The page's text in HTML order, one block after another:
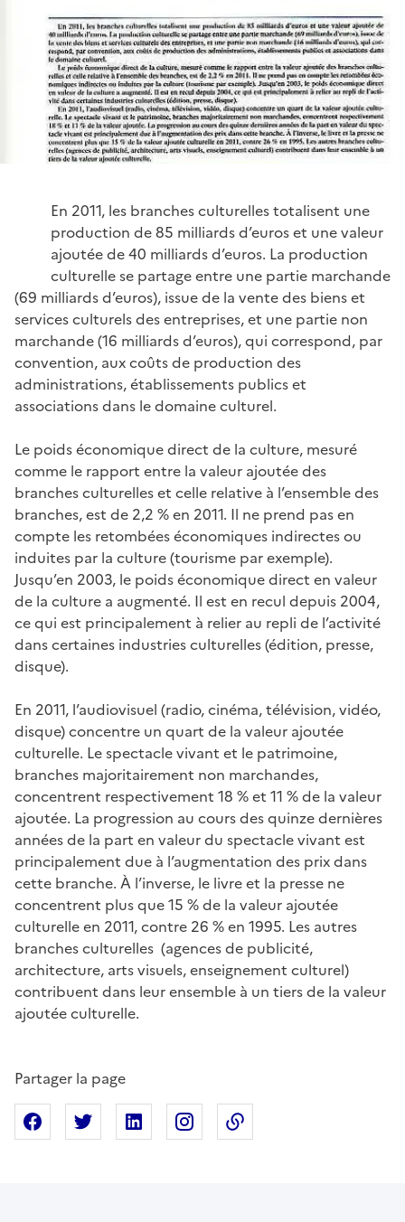
En 2011, les branches culturelles totalisent une
production de 85 milliards d’euros et une valeur
ajoutée de 40 milliards d’euros. La production
culturelle se partage entre une partie marchande
(69 milliards d’euros), issue de la vente des biens et
services culturels des entreprises, et une partie non
marchande (16 milliards d’euros), qui correspond, par
convention, aux coûts de production des
administrations, établissements publics et
associations dans le domaine culturel.
Le poids économique direct de la culture, mesuré
comme le rapport entre la valeur ajoutée des
branches culturelles et celle relative à l’ensemble des
branches, est de 2,2 % en 2011. Il ne prend pas en
compte les retombées économiques indirectes ou
induites par la culture (tourisme par exemple).
Jusqu’en 2003, le poids économique direct en valeur
de la culture a augmenté. Il est en recul depuis 2004,
ce qui est principalement à relier au repli de l’activité
dans certaines industries culturelles (édition, presse,
disque).
En 2011, l’audiovisuel (radio, cinéma, télévision, vidéo,
disque) concentre un quart de la valeur ajoutée
culturelle. Le spectacle vivant et le patrimoine,
branches majoritairement non marchandes,
concentrent respectivement 18 % et 11 % de la valeur
ajoutée. La progression au cours des quinze dernières
années de la part en valeur du spectacle vivant est
principalement due à l’augmentation des prix dans
cette branche. À l’inverse, le livre et la presse ne
concentrent plus que 15 % de la valeur ajoutée
culturelle en 2011, contre 26 % en 1995. Les autres
branches culturelles (agences de publicité,
architecture, arts visuels, enseignement culturel)
contribuent dans leur ensemble à un tiers de la valeur
ajoutée culturelle.
Partager la page
Partager sur Facebook
Partager sur XPartager sur Linkedin
Partager sur Instagram